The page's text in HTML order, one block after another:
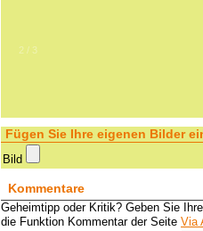
2 / 3
Fügen Sie Ihre eigenen Bilder
Bild
Kommentare
Geheimtipp oder Kritik? Geben Sie
die Funktion Kommentar der Seite Via